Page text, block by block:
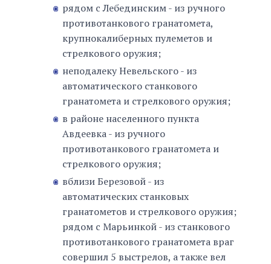
рядом с Лебединским - из ручного
противотанкового гранатомета,
крупнокалиберных пулеметов и
стрелкового оружия;
неподалеку Невельского - из
автоматического станкового
гранатомета и стрелкового оружия;
в районе населенного пункта
Авдеевка - из ручного
противотанкового гранатомета и
стрелкового оружия;
вблизи Березовой - из
автоматических станковых
гранатометов и стрелкового оружия;
рядом с Марьинкой - из станкового
противотанкового гранатомета враг
совершил 5 выстрелов, а также вел